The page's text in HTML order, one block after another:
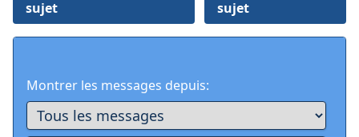
sujet
sujet
Montrer les messages depuis: